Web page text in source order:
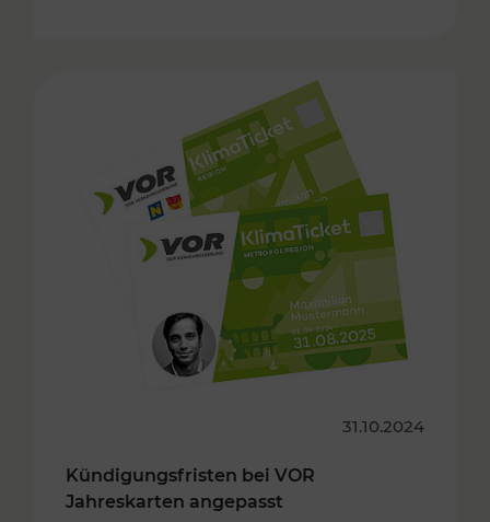
31.10.2024
Kündigungsfristen bei VOR
Jahreskarten angepasst